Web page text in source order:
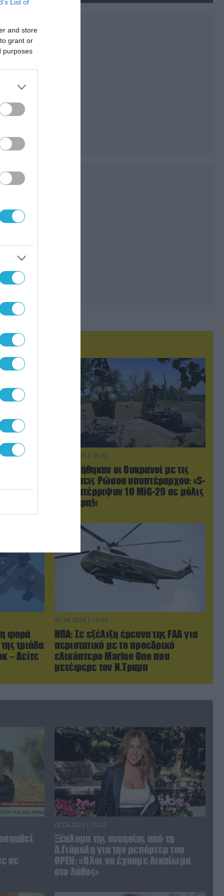
List of
and store
grant or
purposes
06.08.2026 | 00:02
Θορυβήθηκαν οι Ουκρανοί με τις
δηλώσεις Ρώσου υποπτέραρχου: «S-
400 κατέρριψαν 10 MiG-29 σε μόλις
μια μέρα!»
φορά
τριάδα
– Δείτε
05.08.2026 | 15:02
ΗΠΑ: Σε εξέλιξη έρευνα της FAA για
περιστατικό με το προεδρικό
ελικόπτερο Marine One που
μετέφερε τον Ν.Τραμπ
σε
03.08.2026 | 19:02
Ξέπλυμα της ανοησίας από τη
Α.Γιάμαλη για την ρεπόρτερ του
ΟΡΕΝ: «Όλοι να έχουμε δικαίωμα
στο λάθος»